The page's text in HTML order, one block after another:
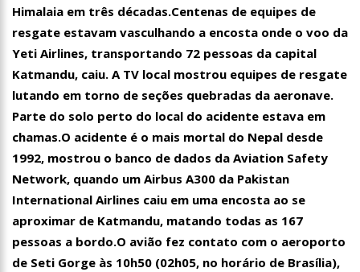
Himalaia em três décadas.Centenas de equipes de
resgate estavam vasculhando a encosta onde o voo da
Yeti Airlines, transportando 72 pessoas da capital
Katmandu, caiu. A TV local mostrou equipes de resgate
lutando em torno de seções quebradas da aeronave.
Parte do solo perto do local do acidente estava em
chamas.O acidente é o mais mortal do Nepal desde
1992, mostrou o banco de dados da Aviation Safety
Network, quando um Airbus A300 da Pakistan
International Airlines caiu em uma encosta ao se
aproximar de Katmandu, matando todas as 167
pessoas a bordo.O avião fez contato com o aeroporto
de Seti Gorge às 10h50 (02h05, no horário de Brasília),